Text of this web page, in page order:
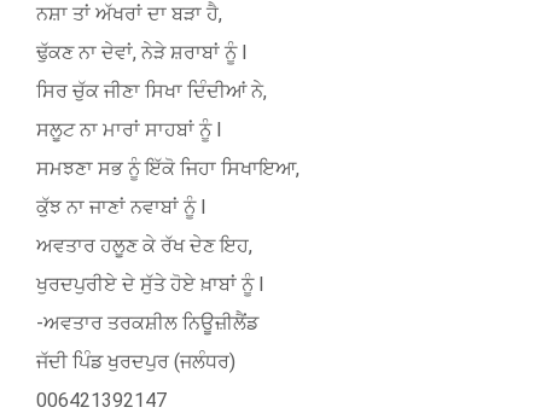
ਨਸ਼ਾ ਤਾਂ ਅੱਖਰਾਂ ਦਾ ਬੜਾ ਹੈ,
ਢੁੱਕਣ ਨਾ ਦੇਵਾਂ, ਨੇੜੇ ਸ਼ਰਾਬਾਂ ਨੂੰ l
ਸਿਰ ਚੁੱਕ ਜੀਣਾ ਸਿਖਾ ਦਿੰਦੀਆਂ ਨੇ,
ਸਲੂਟ ਨਾ ਮਾਰਾਂ ਸਾਹਬਾਂ ਨੂੰ l
ਸਮਝਣਾ ਸਭ ਨੂੰ ਇੱਕੋ ਜਿਹਾ ਸਿਖਾਇਆ,
ਕੁੱਝ ਨਾ ਜਾਣਾਂ ਨਵਾਬਾਂ ਨੂੰ l
ਅਵਤਾਰ ਹਲੂਣ ਕੇ ਰੱਖ ਦੇਣ ਇਹ,
ਖੁਰਦਪੁਰੀਏ ਦੇ ਸੁੱਤੇ ਹੋਏ ਖ਼ਾਬਾਂ ਨੂੰ l
-ਅਵਤਾਰ ਤਰਕਸ਼ੀਲ ਨਿਊਜ਼ੀਲੈਂਡ
ਜੱਦੀ ਪਿੰਡ ਖੁਰਦਪੁਰ (ਜਲੰਧਰ)
006421392147